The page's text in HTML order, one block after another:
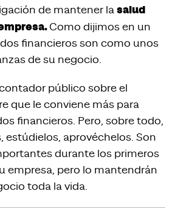
de mantener la salud
Como dijimos en un
financieros son como unos
de su negocio.
público sobre el
que le conviene más para
financieros. Pero, sobre todo,
estúdielos, aprovéchelos. Son
durante los primeros
empresa, pero lo mantendrán
toda la vida.